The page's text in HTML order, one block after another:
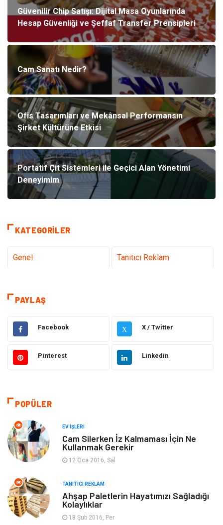
Güvenilir Chip Satışı: Dijital Masa Oyunlarında
Hesap Güvenliği ve Şeffaf Transfer Prensipleri
Cam Sanatı Nedir?
Ofis Tasarımları ve Mekânsal Performansın
Şirket Kültürüne Etkisi
Portatif Çit Sistemleri ile Geçici Alan Yönetimi
Deneyimim
KATEGORILER
Genel Tanıtıcı Reklam
Gündem Hukuk
Moda Sağlıklı Yaşam
Bilgisayar & Yazılım
Makine Dekorasyon
Giyim
Yeme & İçme
Keyif & Hobi
PAYLAŞ
Facebook X X / Twitter
Pinterest Linkedin
POPÜLER
EV İŞLERI
Cam Silerken İz Kalmaması İçin Ne
Kullanmak Gerekir
12 Oca 2016, Sal
TANITICI REKLAM
Ahşap Paletlerin Hayatımızı Sağladığı
Kolaylıklar
18 Şub 2016, Per